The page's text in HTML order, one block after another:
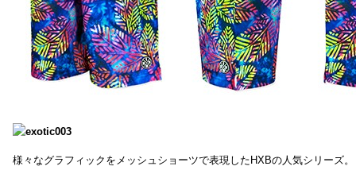
様々なグラフィックをメッシュショーツで表現したHXBの人気シリーズ。